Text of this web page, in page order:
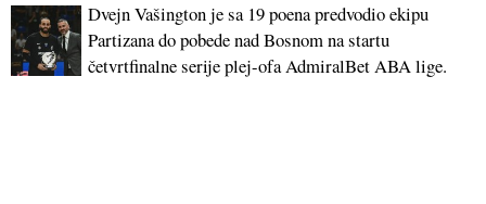
Dvejn Vašington je sa 19 poena predvodio ekipu
Partizana do pobede nad Bosnom na startu
četvrtfinalne serije plej-ofa AdmiralBet ABA lige.